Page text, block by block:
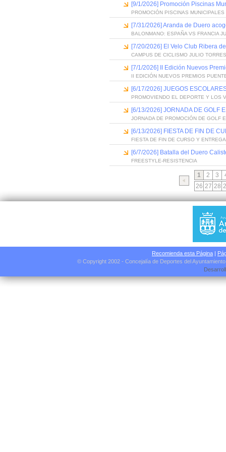
[9/1/2026] Promoción Piscinas
PROMOCIÓN PISCINAS
[7/31/2026] Aranda de Duero
BALONMANO: ESPAÑA VS FRANCIA
[7/20/2026] El Velo Club Ribera
CAMPUS DE CICLISMO JULIO
[7/1/2026] II Edición Nuevos
II EDICIÓN NUEVOS PREMIOS
[6/17/2026] JUEGOS
PROMOVIENDO EL DEPORTE Y LOS
[6/13/2026] JORNADA DE GOLF
JORNADA DE PROMOCIÓN DE GOLF
[6/13/2026] FIESTA DE FIN DE
FIESTA DE FIN DE CURSO Y
[6/7/2026] Batalla del Duero
FREESTYLE-RESISTENCIA
1 2 3
26 27 28
Recomienda esta Página |
© Copyright 2002 - Concejalía de Deportes del